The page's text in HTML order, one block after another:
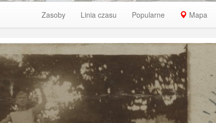
Zasoby Linia czasu Popularne Mapa